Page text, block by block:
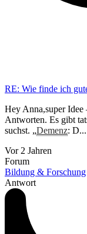
RE: Wie finde ich
Hey Anna,super
Antworten. Es gibt
suchst. „Demenz: D...
Vor 2 Jahren
Forum
Bildung & Forschung
Antwort